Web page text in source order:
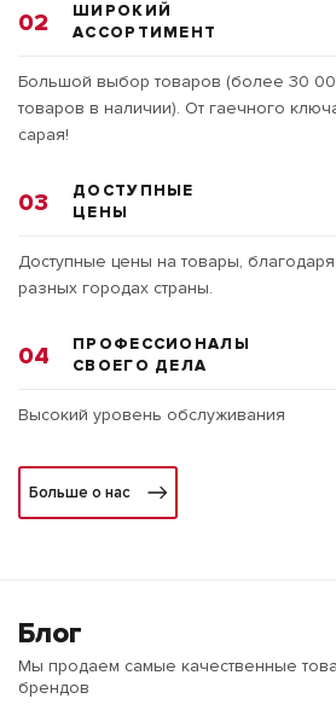
02
ШИРОКИЙ
АССОРТИМЕНТ
Большой выбор товаров (более 30
товаров в наличии). От гаечного
сарая!
03
ДОСТУПНЫЕ
ЦЕНЫ
Доступные цены на товары,
разных городах страны.
04
ПРОФЕССИОНАЛЫ
СВОЕГО ДЕЛА
Высокий уровень обслуживания
Больше о нас
Блог
Мы продаем самые качественные
брендов